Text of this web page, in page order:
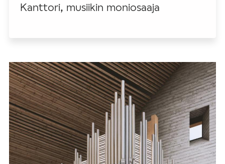
Kanttori, musiikin moniosaaja